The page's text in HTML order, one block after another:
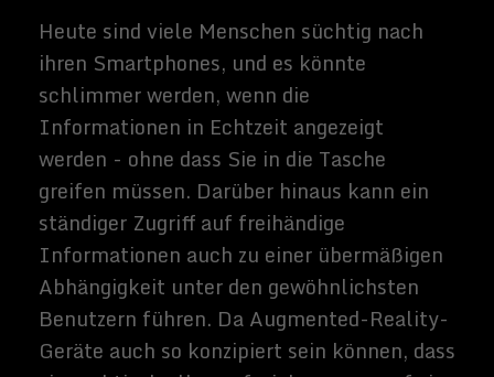
diese Weise eine Reihe von Vorteilen
gegenüber der Realität.
Was auch immer exotische Vorzüge eine
umfangreiche virtuelle Realität mit sich
bringen mag, sie birgt auch erhebliche
Risiken. Eine solch dramatische Wandlung
der Art und Weise, wie Menschen
typischerweise interagieren, könnte den
Inhalt dieser Interaktionen auf
unvorhersehbare Weise beeinflussen. Es
könnte auch ihre Fähigkeit behindern,
normal zu interagieren, wenn sie sich in
Wirklichkeit im selben Raum befinden.
Außerdem haben manche Menschen das
Gefühl, dass auch wenn sich VR-